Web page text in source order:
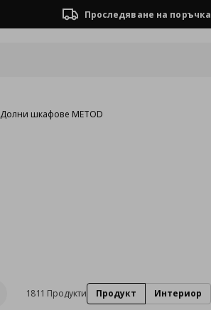
Проследяване на поръчка
Долни шкафове METOD
1811 Продукти Продукт Интериор